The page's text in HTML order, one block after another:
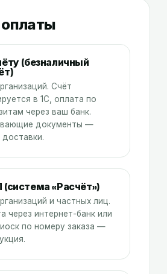
(безналичный
Счёт
в 1С, оплата по
через ваш банк.
документы —
доставки.
«Расчёт»)
и частных лиц.
через интернет-банк или
по номеру заказа —
.